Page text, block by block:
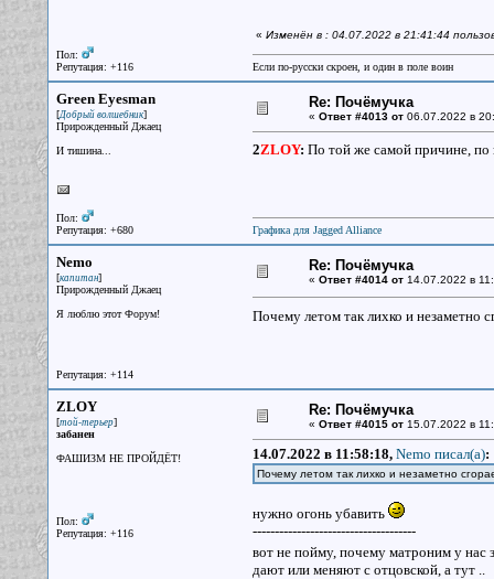
Пол:
Репутация: +116
« Изменён в : 04.07.2022 в 21:41:44
Если по-русски скроен, и один в поле воин
Green Eyesman
[Добрый волшебник]
Прирожденный Джаец
И тишина...
Пол:
Репутация: +680
Re: Почёмучка
« Ответ #4013 от06.07.2022 в
2ZLOY: По той же самой причине,
Графика для Jagged Alliance
Nemo
[капитан]
Прирожденный Джаец
Я люблю этот Форум!
Репутация: +114
Re: Почёмучка
« Ответ #4014 от14.07.2022 в
Почему летом так лихко и незаметно
ZLOY
[той-терьер]
забанен
ФАШИЗМ НЕ ПРОЙДЁТ!
Пол:
Репутация: +116
Re: Почёмучка
« Ответ #4015 от15.07.2022 в
14.07.2022 в 11:58:18, Nemo писал(a):
Почему летом так лихко и незаметно
нужно огонь убавить
-------------------------------------
вот не пойму, почему матроним у нас
дают или меняют с отцовской, а тут ..